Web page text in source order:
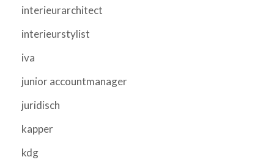
interieurarchitect
interieurstylist
iva
junior accountmanager
juridisch
kapper
kdg